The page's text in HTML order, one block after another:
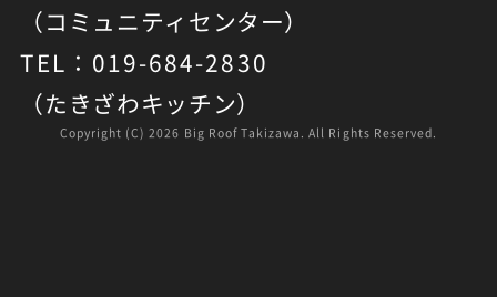
（コミュニティセンター）
TEL：019-684-2830
（たきざわキッチン）
Copyright (C)2026 Big Roof Takizawa. All Rights Reserved.